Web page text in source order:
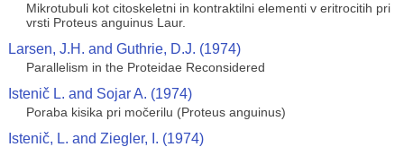
Mikrotubuli kot citoskeletni in kontraktilni elementi v eritrocitih pri
vrsti Proteus anguinus Laur.
Larsen, J.H. and Guthrie, D.J. (1974)
Parallelism in the Proteidae Reconsidered
Istenič L. and Sojar A. (1974)
Poraba kisika pri močerilu (Proteus anguinus)
Istenič, L. and Ziegler, I. (1974)